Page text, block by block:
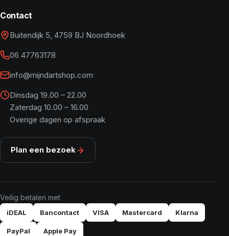
Contact
Buitendijk 5, 4759 BJ Noordhoek
06 47763178
info@mijndartshop.com
Dinsdag 19.00 – 22.00
Zaterdag 10.00 – 16.00
Overige dagen op afspraak
Plan een bezoek
Veilig betalen met
iDEAL Bancontact VISA Mastercard Klarna
PayPal Apple Pay